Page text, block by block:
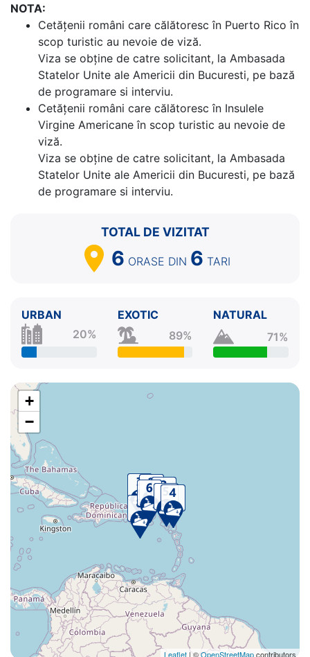
NOTA:
Cetăţenii români care călătoresc în Puerto Rico în
scop turistic au nevoie de viză.
Viza se obține de catre solicitant, la Ambasada
Statelor Unite ale Americii din Bucuresti, pe bază
de programare si interviu.
Cetăţenii români care călătoresc în Insulele
Virgine Americane în scop turistic au nevoie de
viză.
Viza se obține de catre solicitant, la Ambasada
Statelor Unite ale Americii din Bucuresti, pe bază
de programare si interviu.
TOTAL DE VIZITAT
6 ORASE DIN 6 TARI
URBAN
20%
EXOTIC
89%
NATURAL
71%
+
−
Leaflet | ©OpenStreetMapcontributors